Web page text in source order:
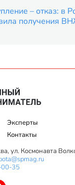
– отказ: в
получения
Эксперты
Контакты
ул. Космонавта
35